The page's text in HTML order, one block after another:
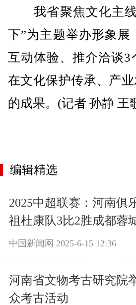
我省聚焦文化主线
下”为主题举办形象
互动体验、推介洽谈
在文化保护传承、产
的成果。(记者 孙静 王
编辑精选
2025中超联赛：河南俱
祖杜康队3比2胜成都蓉
中国新闻网 2025-6-15 12:36
河南省文物考古研究院
众考古活动